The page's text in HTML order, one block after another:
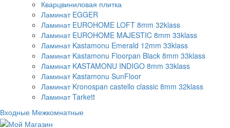
Кварцвиниловая плитка
Ламинат EGGER
Ламинат EUROHOME LOFT 8mm 32klass
Ламинат EUROHOME MAJESTIC 8mm 33klass
Ламинат Kastamonu Emerald 12mm 33klass
Ламинат Kastamonu Floorpan Black 8mm 33klass
Ламинат KASTAMONU INDIGO 8mm 33klass
Ламинат Kastamonu SunFloor
Ламинат Kronospan castello classic 8mm 32klass
Ламинат Tarkett
Входные Межкомнатные